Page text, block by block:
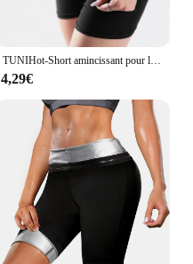
TUNIHot-Short amincissant pour la perte de poids, pantalon de sauna, entraîneur de taille, vêtements de survêtement, leggings thermo minces, entraînement de fitness
4,29€